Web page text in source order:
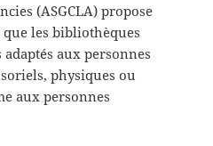
(ASGCLA) propose
les bibliothèques
aux personnes
physiques ou
aux personnes